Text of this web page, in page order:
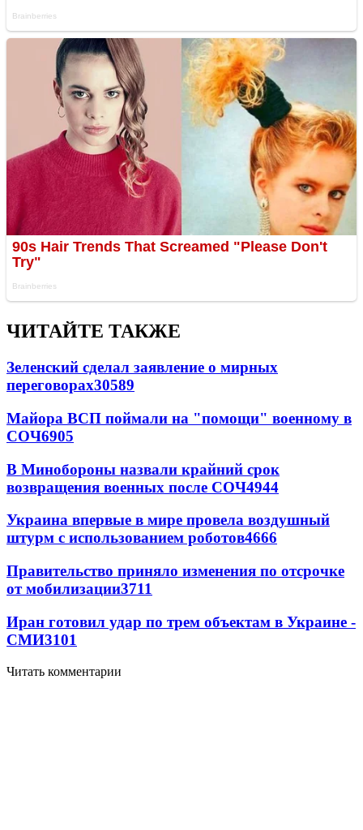
ЧИТАЙТЕ ТАКЖЕ
Зеленский сделал заявление о мирных
переговорах30589
Майора ВСП поймали на "помощи" военному в
СОЧ6905
В Минобороны назвали крайний срок
возвращения военных после СОЧ4944
Украина впервые в мире провела воздушный
штурм с использованием роботов4666
Правительство приняло изменения по отсрочке
от мобилизации3711
Иран готовил удар по трем объектам в Украине -
СМИ3101
Читать комментарии